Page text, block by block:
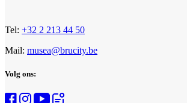
Tel: +32 2 213 44 50
Mail: musea@brucity.be
Volg ons: